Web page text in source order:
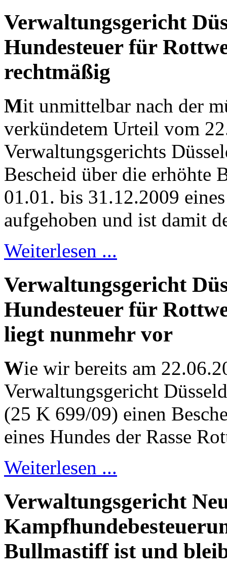
Verwaltungsgericht
Hundesteuer für
rechtmäßig
Mit unmittelbar nach der
verkündetem Urteil vom
Verwaltungsgerichts
Bescheid über die erhöhte
01.01. bis 31.12.2009
aufgehoben und ist damit
Weiterlesen ...
Verwaltungsgericht
Hundesteuer für
liegt nunmehr vor
Wie wir bereits am
Verwaltungsgericht
(25 K 699/09) einen
eines Hundes der Rasse
Weiterlesen ...
Verwaltungsgericht
Bullmastiff ist und